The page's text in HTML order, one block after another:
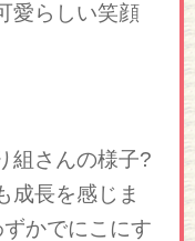
愛らしい笑顔
組さんの様子?
成長を感じま
かでにこにす